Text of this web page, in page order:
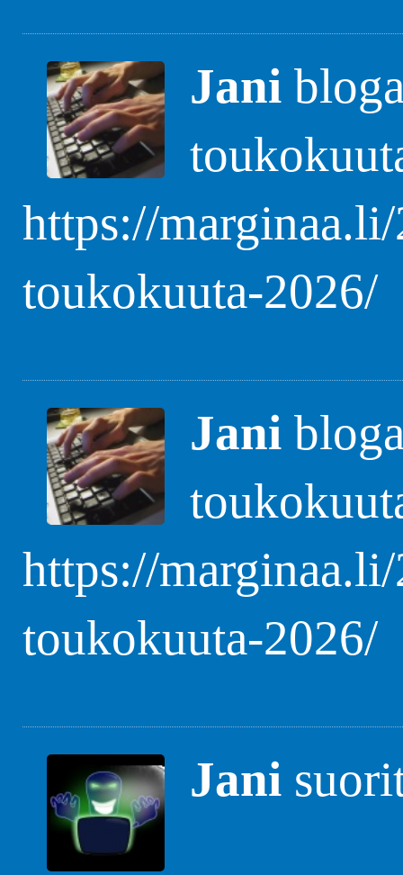
Jani
https://
toukokuuta-2026/
Jani
https://
toukokuuta-2026/
Jani